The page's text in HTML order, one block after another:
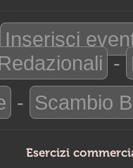
Inserisci
-
- Scambio
Esercizi